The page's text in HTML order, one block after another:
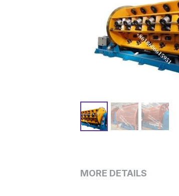
MORE DETAILS